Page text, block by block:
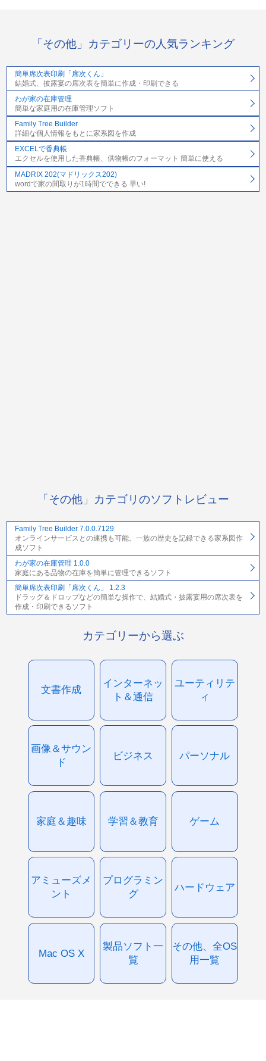
「その他」カテゴリーの人気ランキング
簡単席次表印刷「席次くん」
結婚式、披露宴の席次表を簡単に作成・印刷できる
わが家の在庫管理
簡単な家庭用の在庫管理ソフト
Family Tree Builder
詳細な個人情報をもとに家系図を作成
EXCELで香典帳
エクセルを使用した香典帳、供物帳のフォーマット 簡単に使える
MADRIX 202(マドリックス202)
wordで家の間取りが1時間でできる 早い!
「その他」カテゴリのソフトレビュー
Family Tree Builder 7.0.0.7129
オンラインサービスとの連携も可能。一族の歴史を記録できる家系図作
成ソフト
わが家の在庫管理 1.0.0
家庭にある品物の在庫を簡単に管理できるソフト
簡単席次表印刷「席次くん」 1.2.3
ドラッグ＆ドロップなどの簡単な操作で、結婚式・披露宴用の席次表を
作成・印刷できるソフト
カテゴリーから選ぶ
文書作成
インターネッ
ト＆通信
ユーティリテ
ィ
画像＆サウン
ド
ビジネス パーソナル
家庭＆趣味 学習＆教育 ゲーム
アミューズメ
ント
プログラミン
グ
ハードウェア
Mac OS X
製品ソフト一
覧
その他、全OS
用一覧